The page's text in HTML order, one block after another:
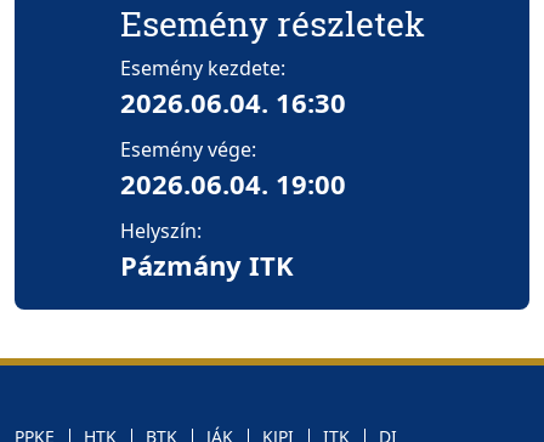
Esemény részletek
Esemény kezdete:
2026.06.04. 16:30
Esemény vége:
2026.06.04. 19:00
Helyszín:
Pázmány ITK
PPKE HTK BTK JÁK KJPI ITK DI